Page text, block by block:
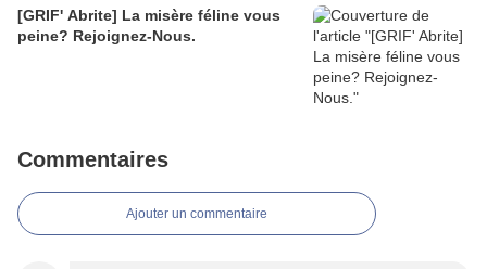
[GRIF' Abrite] La misère féline vous
peine? Rejoignez-Nous.
Commentaires
Ajouter un commentaire